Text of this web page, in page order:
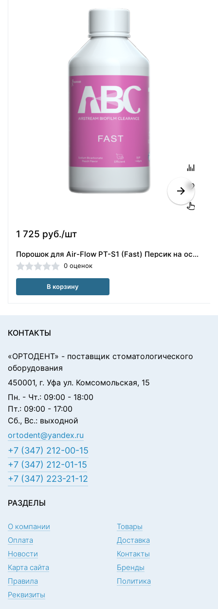
1 725 руб./шт
Порошок для Air-Flow PT-S1 (Fast) Персик на основе бикарбоната натрия, 40 мк (300 г) Woodpecker
0 оценок
В корзину
КОНТАКТЫ
«ОРТОДЕНТ» - поставщик стоматологического
оборудования
450001, г. Уфа ул. Комсомольская, 15
Пн. - Чт.: 09:00 - 18:00
Пт.: 09:00 - 17:00
Сб., Вс.: выходной
ortodent@yandex.ru
+7 (347) 212-00-15
+7 (347) 212-01-15
+7 (347) 223-21-12
РАЗДЕЛЫ
О компании
Товары
Оплата
Доставка
Новости
Контакты
Карта сайта
Бренды
Правила
Политика
Реквизиты